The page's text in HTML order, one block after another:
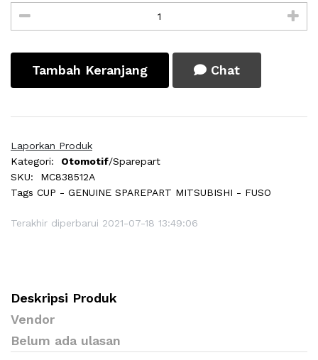
Tambah Keranjang Chat
Laporkan Produk
Kategori:
Otomotif/Sparepart
SKU:
MC838512A
Tags CUP - GENUINE SPAREPART MITSUBISHI - FUSO
Terakhir diperbarui 2021-07-18 13:49:06
Deskripsi Produk
Vendor
Belum ada ulasan